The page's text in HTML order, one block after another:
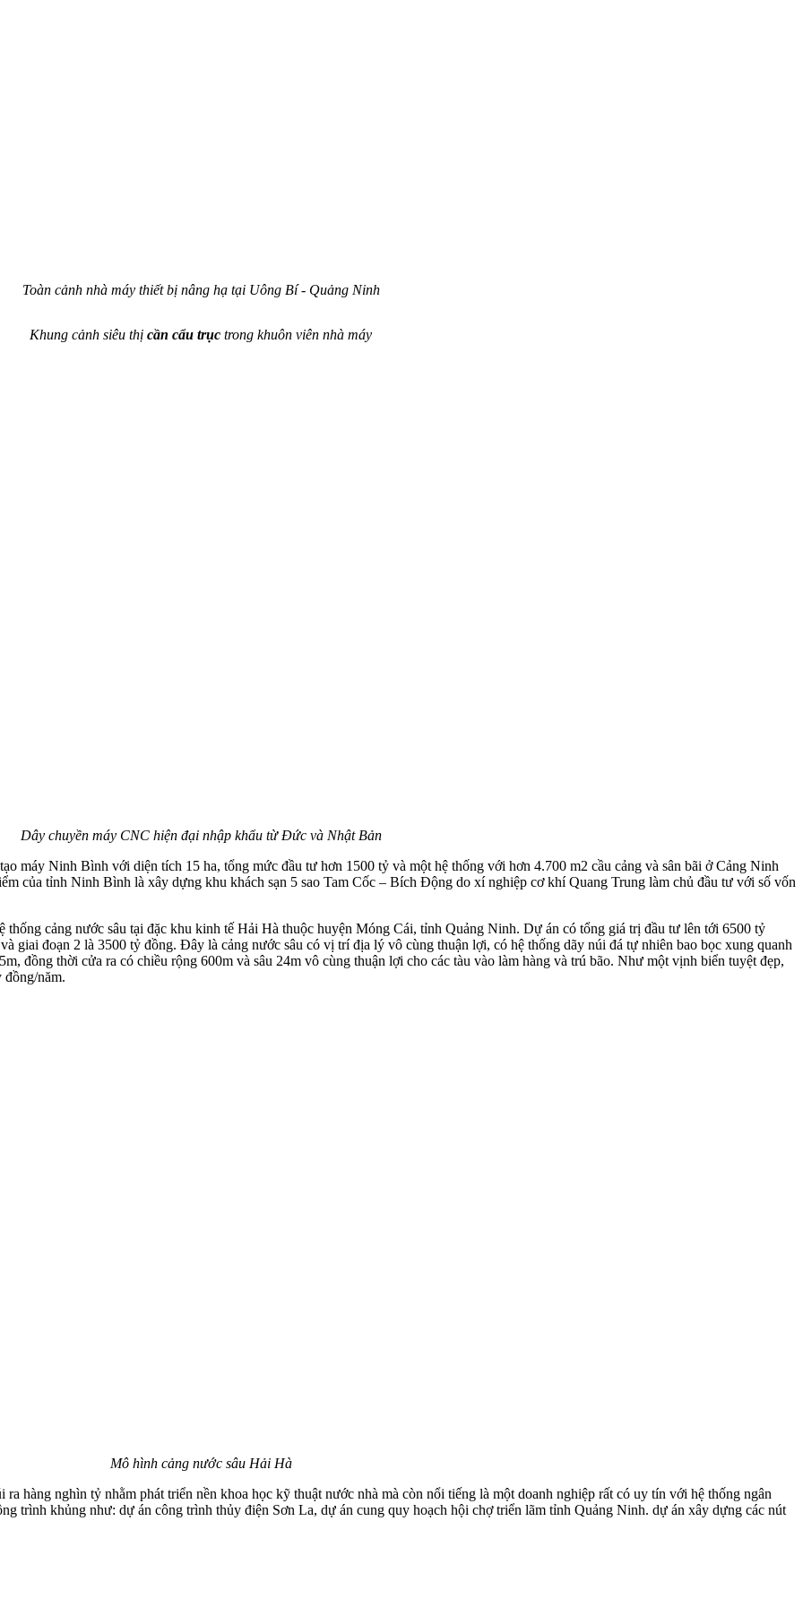
Toàn cảnh nhà máy thiết bị nâng hạ tại Uông Bí - Quảng Ninh
Khung cảnh siêu thị cần cẩu trục trong khuôn viên nhà máy
Dây chuyền máy CNC hiện đại nhập khẩu từ Đức và Nhật Bản
máy Ninh Bình với diện tích 15 ha, tổng mức đầu tư hơn 1500 tỷ và một hệ thống với hơn 4.700 m2 cầu cảng và sân bãi ở Cảng Ninh
của tỉnh Ninh Bình là xây dựng khu khách sạn 5 sao Tam Cốc – Bích Động do xí nghiệp cơ khí Quang Trung làm chủ đầu tư với số vốn
cảng nước sâu tại đặc khu kinh tế Hải Hà thuộc huyện Móng Cái, tỉnh Quảng Ninh. Dự án có tổng giá trị đầu tư lên tới 6500 tỷ
giai đoạn 2 là 3500 tỷ đồng. Đây là cảng nước sâu có vị trí địa lý vô cùng thuận lợi, có hệ thống dãy núi đá tự nhiên bao bọc xung quanh
đồng thời cửa ra có chiều rộng 600m và sâu 24m vô cùng thuận lợi cho các tàu vào làm hàng và trú bão. Như một vịnh biển tuyệt đẹp,
đồng/năm.
Mô hình cảng nước sâu Hải Hà
hàng nghìn tỷ nhằm phát triển nền khoa học kỹ thuật nước nhà mà còn nổi tiếng là một doanh nghiệp rất có uy tín với hệ thống ngân
trình khủng như: dự án công trình thủy điện Sơn La, dự án cung quy hoạch hội chợ triển lãm tỉnh Quảng Ninh. dự án xây dựng các nút